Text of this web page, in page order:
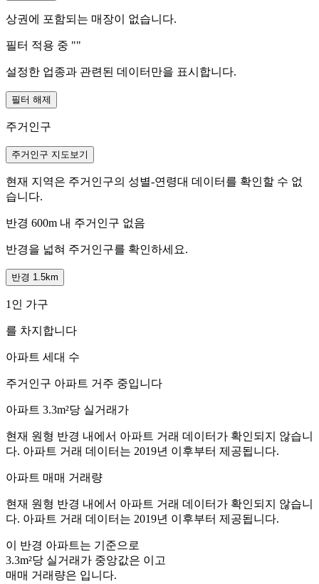
상권에 포함되는 매장이 없습니다.
필터 적용 중 ""
설정한 업종과 관련된 데이터만을 표시합니다.
필터 해제
주거인구
주거인구 지도보기
현재 지역은 주거인구의 성별-연령대 데이터를 확인할 수 없
습니다.
반경 600m 내 주거인구 없음
반경을 넓혀 주거인구를 확인하세요.
반경 1.5km
1인 가구
를 차지합니다
아파트 세대 수
주거인구 아파트 거주 중입니다
아파트 3.3m²당 실거래가
현재 원형 반경 내에서 아파트 거래 데이터가 확인되지 않습니
다. 아파트 거래 데이터는 2019년 이후부터 제공됩니다.
아파트 매매 거래량
현재 원형 반경 내에서 아파트 거래 데이터가 확인되지 않습니
다. 아파트 거래 데이터는 2019년 이후부터 제공됩니다.
이 반경 아파트는 기준으로
3.3m²당 실거래가 중앙값은 이고
매매 거래량은 입니다.